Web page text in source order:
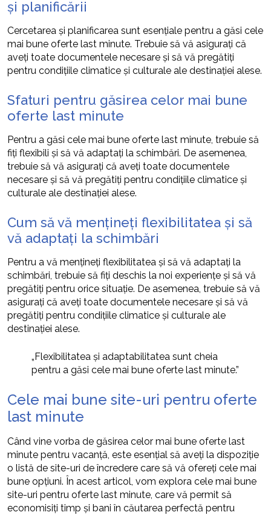
și planificării
Cercetarea și planificarea sunt esențiale pentru a găsi cele
mai bune oferte last minute. Trebuie să vă asigurați că
aveți toate documentele necesare și să vă pregătiți
pentru condițiile climatice și culturale ale destinației alese.
Sfaturi pentru găsirea celor mai bune
oferte last minute
Pentru a găsi cele mai bune oferte last minute, trebuie să
fiți flexibili și să vă adaptați la schimbări. De asemenea,
trebuie să vă asigurați că aveți toate documentele
necesare și să vă pregătiți pentru condițiile climatice și
culturale ale destinației alese.
Cum să vă mențineți flexibilitatea și să
vă adaptați la schimbări
Pentru a vă mențineți flexibilitatea și să vă adaptați la
schimbări, trebuie să fiți deschis la noi experiențe și să vă
pregătiți pentru orice situație. De asemenea, trebuie să vă
asigurați că aveți toate documentele necesare și să vă
pregătiți pentru condițiile climatice și culturale ale
destinației alese.
„Flexibilitatea și adaptabilitatea sunt cheia
pentru a găsi cele mai bune oferte last minute.”
Cele mai bune site-uri pentru oferte
last minute
Când vine vorba de găsirea celor mai bune oferte last
minute pentru vacanță, este esențial să aveți la dispoziție
o listă de site-uri de încredere care să vă ofereți cele mai
bune opțiuni. În acest articol, vom explora cele mai bune
site-uri pentru oferte last minute, care vă permit să
economisiți timp și bani în căutarea perfectă pentru